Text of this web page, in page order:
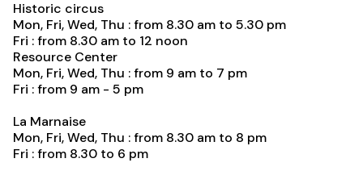
Historic circus
Mon, Fri, Wed, Thu : from 8.30 am to 5.30 pm
Fri : from 8.30 am to 12 noon
Resource Center
Mon, Fri, Wed, Thu : from 9 am to 7 pm
Fri : from 9 am - 5 pm
La Marnaise
Mon, Fri, Wed, Thu : from 8.30 am to 8 pm
Fri : from 8.30 to 6 pm